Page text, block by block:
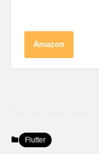
Amazon
Flutter